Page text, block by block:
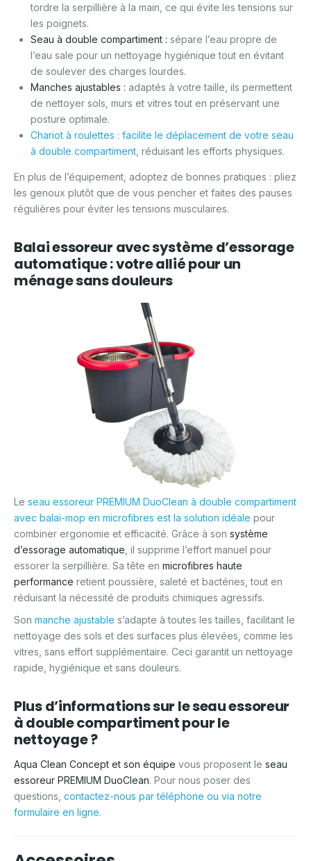
tordre la serpillière à la main, ce qui évite les tensions sur
les poignets.
Seau à double compartiment : sépare l’eau propre de
l’eau sale pour un nettoyage hygiénique tout en évitant
de soulever des charges lourdes.
Manches ajustables : adaptés à votre taille, ils permettent
de nettoyer sols, murs et vitres tout en préservant une
posture optimale.
Chariot à roulettes : facilite le déplacement de votre seau
à double compartiment , réduisant les efforts physiques.
En plus de l’équipement, adoptez de bonnes pratiques : pliez
les genoux plutôt que de vous pencher et faites des pauses
régulières pour éviter les tensions musculaires.
Balai essoreur avec système d’essorage
automatique : votre allié pour un
ménage sans douleurs
Le seau essoreur PREMIUM DuoClean à double compartiment
avec balai-mop en microfibres est la solution idéale pour
combiner ergonomie et efficacité. Grâce à son système
d’essorage automatique , il supprime l’effort manuel pour
essorer la serpillière. Sa tête en microfibres haute
performance retient poussière, saleté et bactéries, tout en
réduisant la nécessité de produits chimiques agressifs.
Son manche ajustable s’adapte à toutes les tailles, facilitant le
nettoyage des sols et des surfaces plus élevées, comme les
vitres, sans effort supplémentaire. Ceci garantit un nettoyage
rapide, hygiénique et sans douleurs.
Plus d’informations sur le seau essoreur
à double compartiment pour le
nettoyage ?
Aqua Clean Concept et son équipe vous proposent le seau
essoreur PREMIUM DuoClean. Pour nous poser des
questions, contactez-nous par téléphone ou via notre
formulaire en ligne.